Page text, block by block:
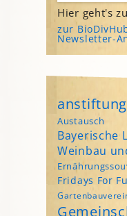
Hier geht's
zur
Newsletter-
anstiftung
Austausch
Bayerische
Weinbau
Fridays For